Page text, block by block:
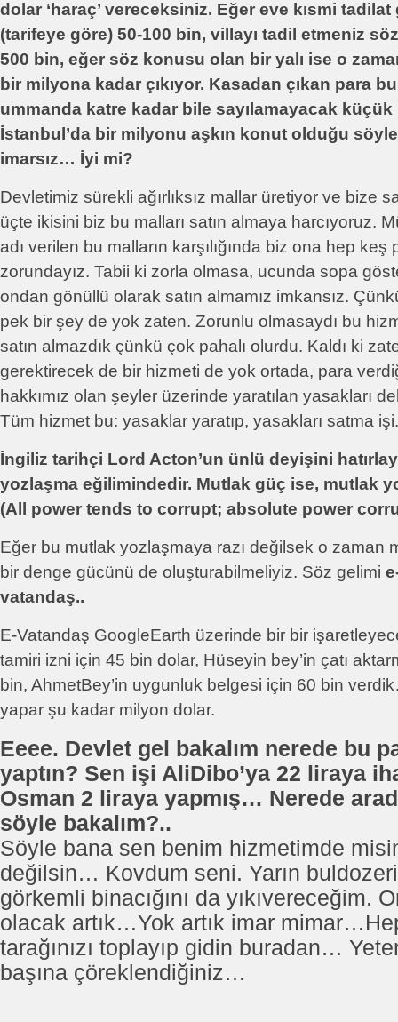
dolar ‘haraç’ vereceksiniz. Eğer eve kısmi
(tarifeye göre) 50-100 bin, villayı tadil etmeniz
500 bin, eğer söz konusu olan bir yalı ise o
bir milyona kadar çıkıyor. Kasadan çıkan para
ummanda katre kadar bile sayılamayacak küçük
İstanbul’da bir milyonu aşkın konut olduğu
imarsız… İyi mi?
Devletimiz sürekli ağırlıksız mallar üretiyor ve bize
üçte ikisini biz bu malları satın almaya harcıyoruz.
adı verilen bu malların karşılığında biz ona hep keş
zorundayız. Tabii ki zorla olmasa, ucunda sopa
ondan gönüllü olarak satın almamız imkansız.
pek bir şey de yok zaten. Zorunlu olmasaydı bu
satın almazdık çünkü çok pahalı olurdu. Kaldı ki
gerektirecek de bir hizmeti de yok ortada, para
hakkımız olan şeyler üzerinde yaratılan yasakları
Tüm hizmet bu: yasaklar yaratıp, yasakları satma işi.
İngiliz tarihçi Lord Acton’un ünlü deyişini
yozlaşma eğilimindedir. Mutlak güç ise, mutlak
(All power tends to corrupt; absolute power
Eğer bu mutlak yozlaşmaya razı değilsek o zaman
bir denge gücünü de oluşturabilmeliyiz. Söz gelimi
vatandaş..
E-Vatandaş GoogleEarth üzerinde bir bir
tamiri izni için 45 bin dolar, Hüseyin bey’in çatı
bin, AhmetBey’in uygunluk belgesi için 60 bin
yapar şu kadar milyon dolar.
Eeee. Devlet gel bakalım nerede bu
yaptın? Sen işi AliDibo’ya 22 liraya
Osman 2 liraya yapmış… Nerede
söyle bakalım?..
Söyle bana sen benim hizmetimde
değilsin… Kovdum seni. Yarın
görkemli binacığını da yıkıvereceğim.
olacak artık…Yok artık imar
tarağınızı toplayıp gidin buradan…
başına çöreklendiğiniz…